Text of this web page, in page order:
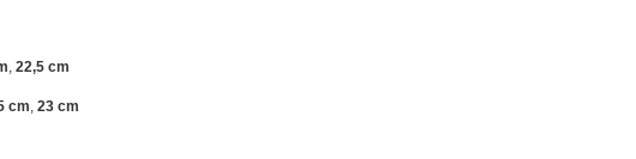
, 22,5 cm
cm, 23 cm